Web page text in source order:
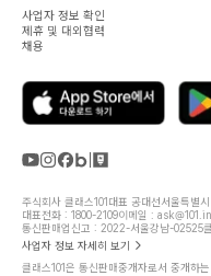
사업자 정보 확인
제휴 및 대외협력
채용
주식회사 클래스101 대표 공대선서울특별
대표전화 : 1800-2109이메일 :
통신판매업신고 : 2022-서울강남-02525
사업자 정보 자세히 보기
클래스101은 통신판매중개자로서 중개하